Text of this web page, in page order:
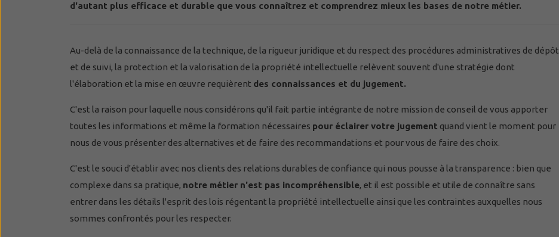
d'autant plus efficace et durable que vous connaîtrez et comprendrez mieux les bases de notre métier.
Au-delà de la connaissance de la technique, de la rigueur juridique et du respect des procédures administratives de dépôt
et de suivi, la protection et la valorisation de la propriété intellectuelle relèvent souvent d'une stratégie dont
l'élaboration et la mise en œuvre requièrent des connaissances et du jugement.
C'est la raison pour laquelle nous considérons qu'il fait partie intégrante de notre mission de conseil de vous apporter
toutes les informations et même la formation nécessaires pour éclairer votre jugement quand vient le moment pour
nous de vous présenter des alternatives et de faire des recommandations et pour vous de faire des choix.
C'est le souci d'établir avec nos clients des relations durables de confiance qui nous pousse à la transparence : bien que
complexe dans sa pratique, notre métier n'est pas incompréhensible, et il est possible et utile de connaître sans
entrer dans les détails l'esprit des lois régentant la propriété intellectuelle ainsi que les contraintes auxquelles nous
sommes confrontés pour les respecter.